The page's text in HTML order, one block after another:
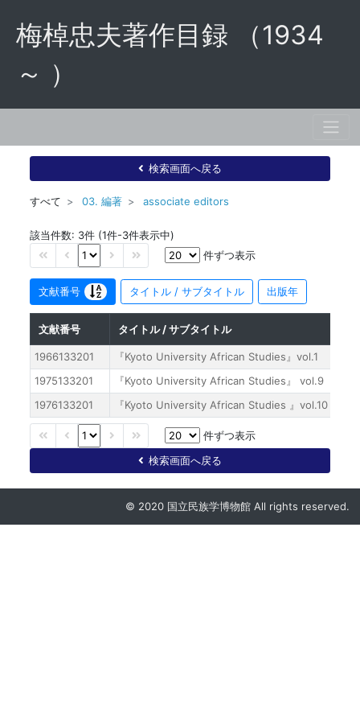
梅棹忠夫著作目録 （1934
～ ）
検索画面へ戻る
すべて 03. 編著 associate editors
該当件数: 3件 (1件-3件表示中)
件ずつ表示
文献番号 タイトル / サブタイトル 出版年
文献番号 タイトル / サブタイトル
1966133201
『Kyoto University African Studies』vol.1
1975133201
『Kyoto University African Studies』 vol.9
1976133201
『Kyoto University African Studies 』vol.10
件ずつ表示
検索画面へ戻る
© 2020 国立民族学博物館 All rights reserved.